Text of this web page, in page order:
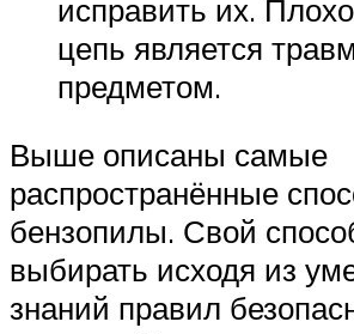
исправить их.
цепь является
предметом.
Выше описаны самые
распространённые
бензопилы. Свой
выбирать исходя из
знаний правил